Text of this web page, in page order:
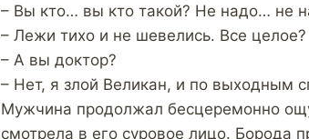
– Вы кто… вы кто такой? Не надо… не
– Лежи тихо и не шевелись. Все
– А вы доктор?
– Нет, я злой Великан, и по выходным
Мужчина продолжал бесцеремонно
смотрела в его суровое лицо. Борода